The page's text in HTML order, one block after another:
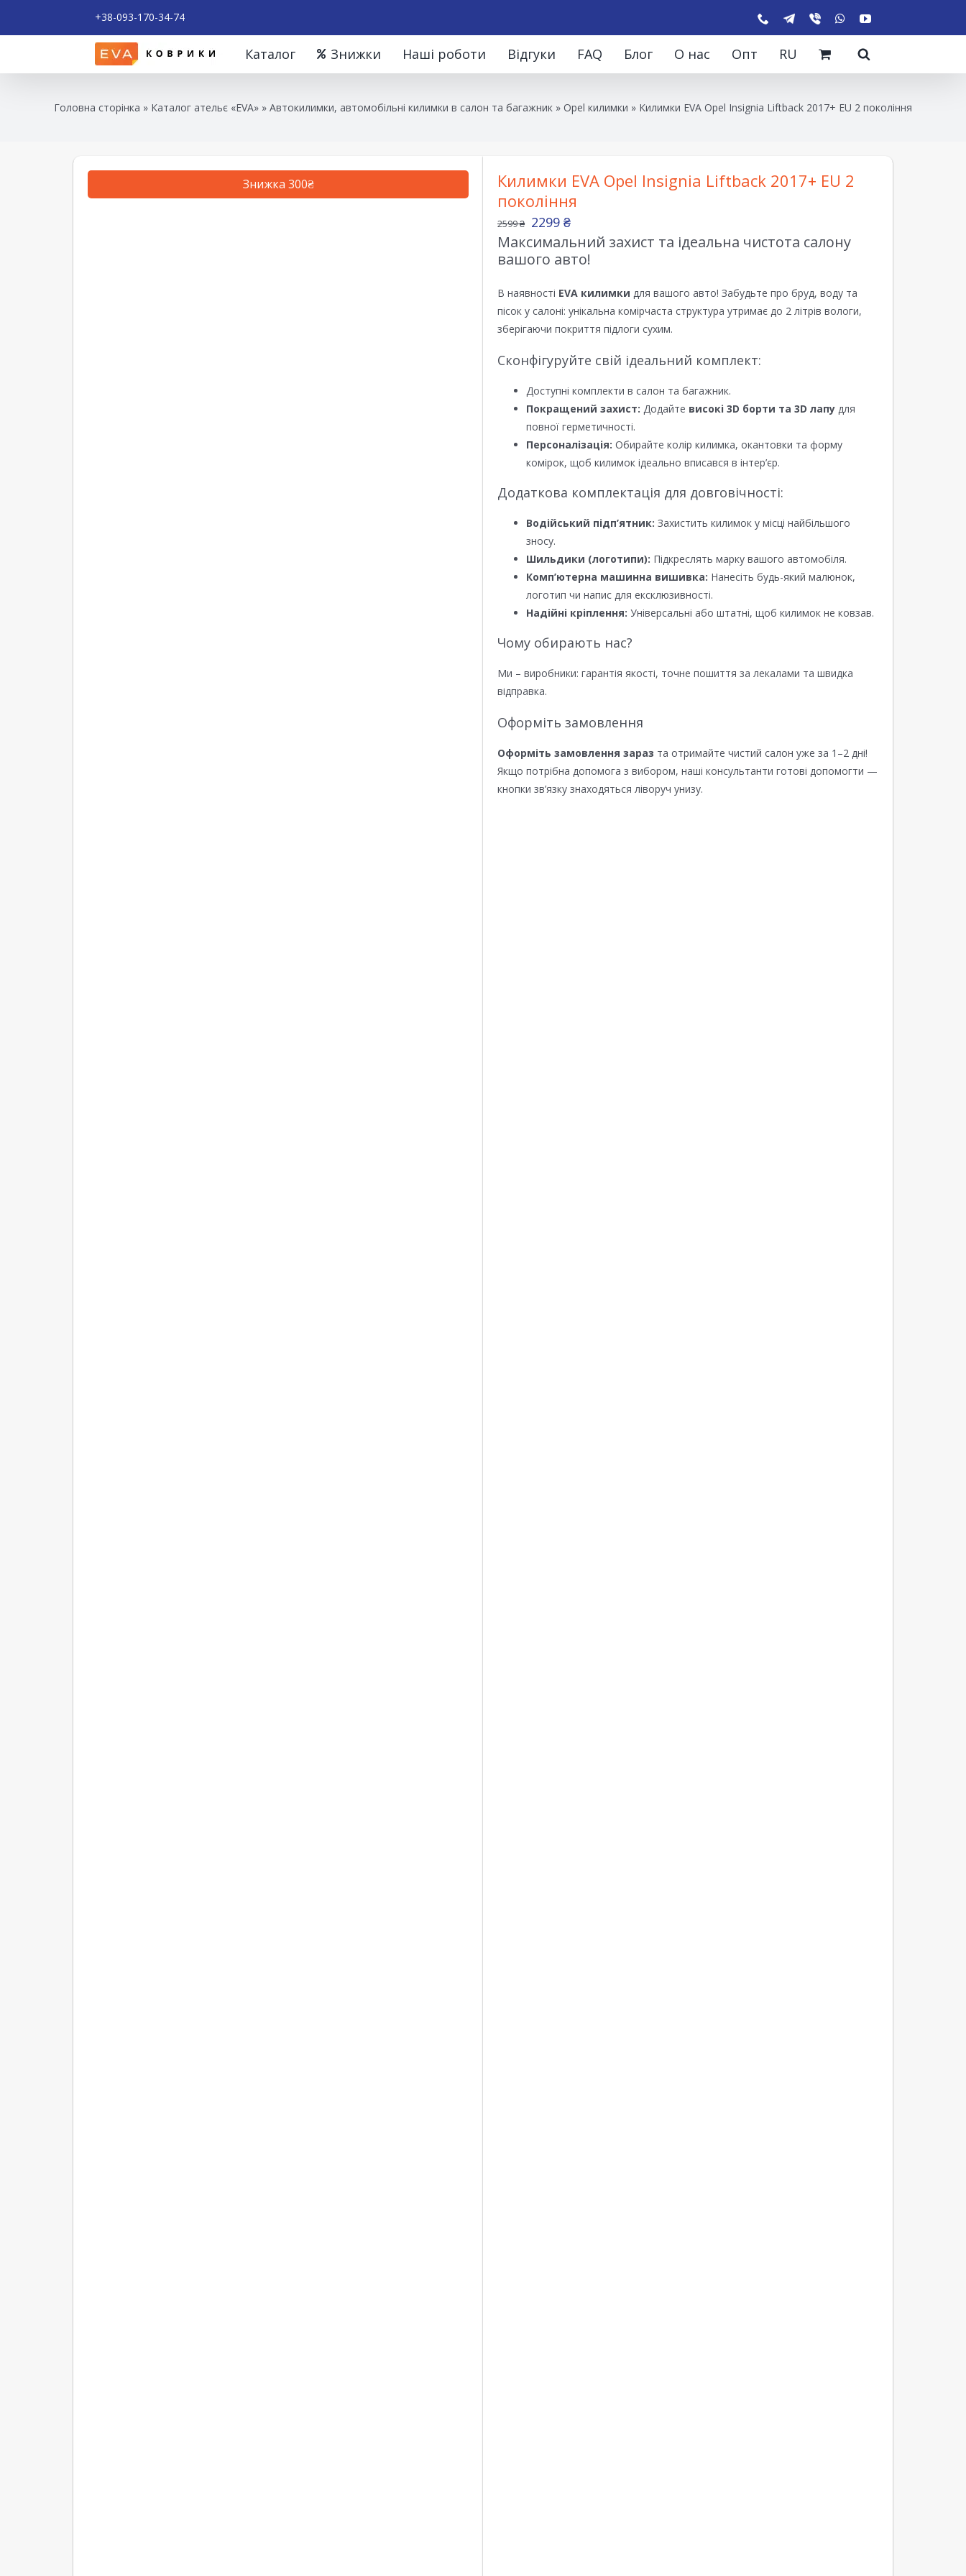
+38-093-170-34-74
Каталог Знижки Наші роботи Відгуки FAQ Блог О нас Опт RU
Головна сторінка » Каталог ательє «EVA» » Автокилимки, автомобільні килимки в салон та багажник » Opel килимки » Килимки EVA Opel Insignia Liftback 2017+ EU 2 покоління
Знижка 300₴
Килимки EVA Opel Insignia Liftback 2017+ EU 2
покоління
2599₴ 2299 ₴
Максимальний захист та ідеальна чистота салону
вашого авто!
В наявності EVA килимки для вашого авто! Забудьте про бруд, воду та
пісок у салоні: унікальна комірчаста структура утримає до 2 літрів вологи,
зберігаючи покриття підлоги сухим.
Сконфігуруйте свій ідеальний комплект:
Доступні комплекти в салон та багажник.
Покращений захист: Додайте високі 3D борти та 3D лапу для
повної герметичності.
Персоналізація: Обирайте колір килимка, окантовки та форму
комірок, щоб килимок ідеально вписався в інтер’єр.
Додаткова комплектація для довговічності:
Водійський підп’ятник: Захистить килимок у місці найбільшого
зносу.
Шильдики (логотипи): Підкреслять марку вашого автомобіля.
Комп’ютерна машинна вишивка: Нанесіть будь-який малюнок,
логотип чи напис для ексклюзивності.
Надійні кріплення: Універсальні або штатні, щоб килимок не ковзав.
Чому обирають нас?
Ми – виробники: гарантія якості, точне пошиття за лекалами та швидка
відправка.
Оформіть замовлення
Оформіть замовлення зараз та отримайте чистий салон уже за 1–2 дні!
Якщо потрібна допомога з вибором, наші консультанти готові допомогти —
кнопки зв’язку знаходяться ліворуч унизу.